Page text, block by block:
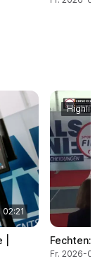
02:21
Fechten:
Fr. 2026-